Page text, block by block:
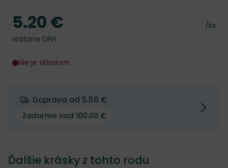
Cena
/ks
Cena
5.20 €
vrátane DPH
Nie je skladom
Doprava od 5.50 €
Zadarmo nad 100.00 €
Ďalšie krásky z tohto rodu